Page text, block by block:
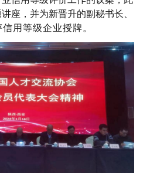
座， 并为新晋升的副秘书长、
信用等级企业授牌。